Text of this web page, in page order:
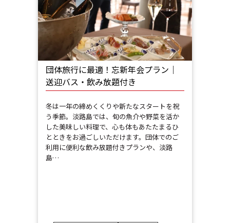
団体旅行に最適！忘新年会プラン｜
送迎バス・飲み放題付き
冬は一年の締めくくりや新たなスタートを祝
う季節。淡路島では、旬の魚介や野菜を活か
した美味しい料理で、心も体もあたたまるひ
とときをお過ごしいただけます。団体でのご
利用に便利な飲み放題付きプランや、淡路
島…